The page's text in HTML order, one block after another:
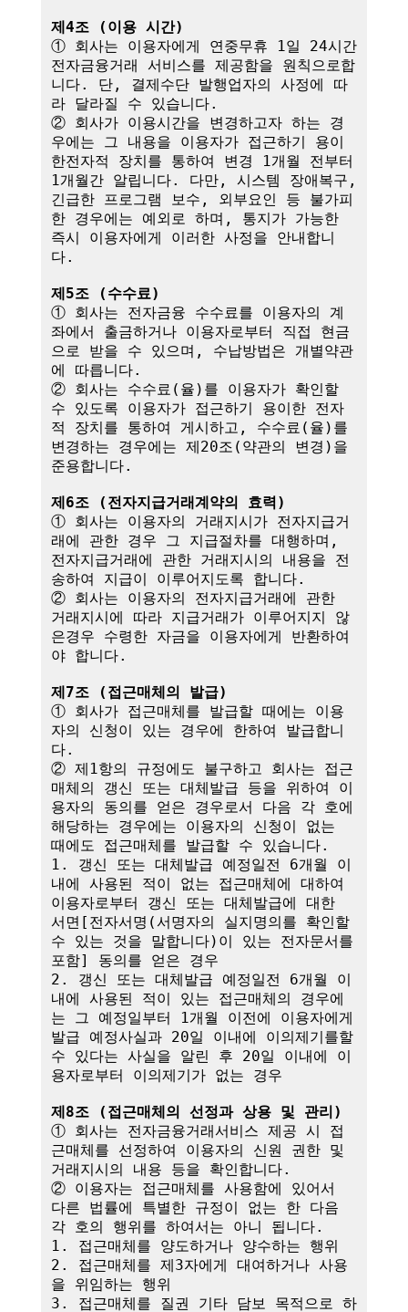
제4조 (이용 시간)
① 회사는 이용자에게 연중무휴 1일 24시간
전자금융거래 서비스를 제공함을 원칙으로합
니다. 단, 결제수단 발행업자의 사정에 따
라 달라질 수 있습니다.
② 회사가 이용시간을 변경하고자 하는 경
우에는 그 내용을 이용자가 접근하기 용이
한전자적 장치를 통하여 변경 1개월 전부터
1개월간 알립니다. 다만, 시스템 장애복구,
긴급한 프로그램 보수, 외부요인 등 불가피
한 경우에는 예외로 하며, 통지가 가능한
즉시 이용자에게 이러한 사정을 안내합니
다.
제5조 (수수료)
① 회사는 전자금융 수수료를 이용자의 계
좌에서 출금하거나 이용자로부터 직접 현금
으로 받을 수 있으며, 수납방법은 개별약관
에 따릅니다.
② 회사는 수수료(율)를 이용자가 확인할
수 있도록 이용자가 접근하기 용이한 전자
적 장치를 통하여 게시하고, 수수료(율)를
변경하는 경우에는 제20조(약관의 변경)을
준용합니다.
제6조 (전자지급거래계약의 효력)
① 회사는 이용자의 거래지시가 전자지급거
래에 관한 경우 그 지급절차를 대행하며,
전자지급거래에 관한 거래지시의 내용을 전
송하여 지급이 이루어지도록 합니다.
② 회사는 이용자의 전자지급거래에 관한
거래지시에 따라 지급거래가 이루어지지 않
은경우 수령한 자금을 이용자에게 반환하여
야 합니다.
제7조 (접근매체의 발급)
① 회사가 접근매체를 발급할 때에는 이용
자의 신청이 있는 경우에 한하여 발급합니
다.
② 제1항의 규정에도 불구하고 회사는 접근
매체의 갱신 또는 대체발급 등을 위하여 이
용자의 동의를 얻은 경우로서 다음 각 호에
해당하는 경우에는 이용자의 신청이 없는
때에도 접근매체를 발급할 수 있습니다.
1. 갱신 또는 대체발급 예정일전 6개월 이
내에 사용된 적이 없는 접근매체에 대하여
이용자로부터 갱신 또는 대체발급에 대한
서면[전자서명(서명자의 실지명의를 확인할
수 있는 것을 말합니다)이 있는 전자문서를
포함] 동의를 얻은 경우
2. 갱신 또는 대체발급 예정일전 6개월 이
내에 사용된 적이 있는 접근매체의 경우에
는 그 예정일부터 1개월 이전에 이용자에게
발급 예정사실과 20일 이내에 이의제기를할
수 있다는 사실을 알린 후 20일 이내에 이
용자로부터 이의제기가 없는 경우
제8조 (접근매체의 선정과 상용 및 관리)
① 회사는 전자금융거래서비스 제공 시 접
근매체를 선정하여 이용자의 신원 권한 및
거래지시의 내용 등을 확인합니다.
② 이용자는 접근매체를 사용함에 있어서
다른 법률에 특별한 규정이 없는 한 다음
각 호의 행위를 하여서는 아니 됩니다.
1. 접근매체를 양도하거나 양수하는 행위
2. 접근매체를 제3자에게 대여하거나 사용
을 위임하는 행위
3. 접근매체를 질권 기타 담보 목적으로 하